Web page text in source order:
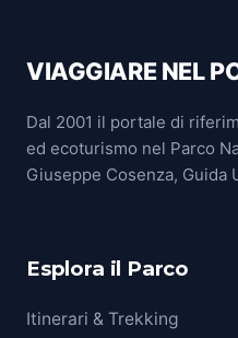
VIAGGIARE NEL
Dal 2001 il portale di
ed ecoturismo nel Parco
Giuseppe Cosenza, Guida
Esplora il Parco
Itinerari & Trekking